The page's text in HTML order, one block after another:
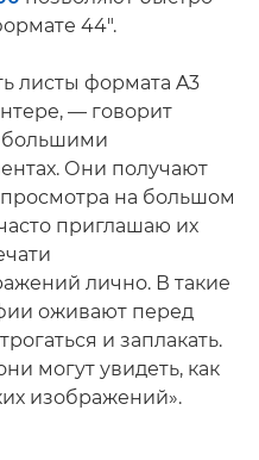
44".
листы формата A3
— говорит
большими
Они получают
на большом
приглашаю их
лично. В такие
оживают перед
и заплакать.
могут увидеть, как
изображений».